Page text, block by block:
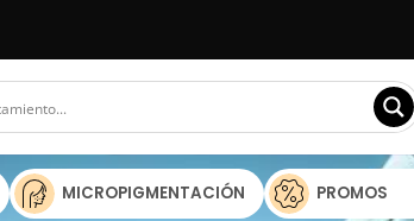
MICROPIGMENTACIÓN PROMOS